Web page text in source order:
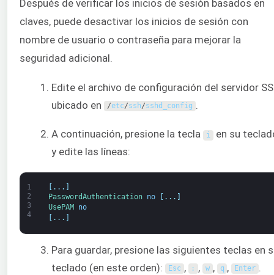
Después de verificar los inicios de sesión basados en
claves, puede desactivar los inicios de sesión con
nombre de usuario o contraseña para mejorar la
seguridad adicional.
Edite el archivo de configuración del servidor
ubicado en
/etc/ssh/sshd_config .
A continuación, presione la tecla i en su
y edite las líneas:
1
2
3
4
[ . . . ]
PasswordAuthentication no . . .
UsePAM
no
. . .
Para guardar, presione las siguientes teclas en
teclado (en este orden):
Esc , : , w , q , Enter .